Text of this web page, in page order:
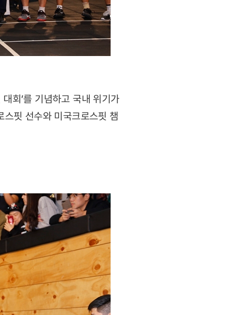
회’를 기념하고 국내 위기가
핏 선수와 미국크로스핏 챔